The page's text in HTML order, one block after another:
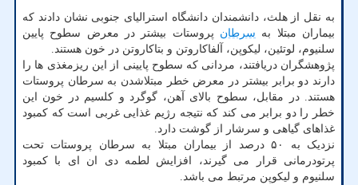
به نقل از هلث، دانشمندان دانشگاه استرالیای جنوبی نشان دادند که
بیماران مبتلا به سرطان پروستات بیشتر در معرض سطوح پایین
سلنیوم، لوتئین، لیکوپن، آلفاکاروتن و بتاکاروتن در خون هستند.
پژوهشگران دریافتند، مردانی که سطوح پایینی از این ریزمغذی ها را
دارند دو برابر بیشتر در معرض خطر مبتلاشدن به سرطان پروستات
هستند. در مقابل، سطوح بالای آهن، گوگرد و کلسیم در خون این
خطر را دو برابر می کند که نتیجه رژیم غذایی غربی است که کمبود
غذاهای گیاهی و سرشار از گوشت دارد.
نزدیک به ۵۰ درصد از بیماران مبتلا به سرطان پروستات تحت
پرتودرمانی قرار می گیرند، افزایش لطمه دی ان ای با کمبود
سلنیوم و لیکوپن مرتبط می باشد.